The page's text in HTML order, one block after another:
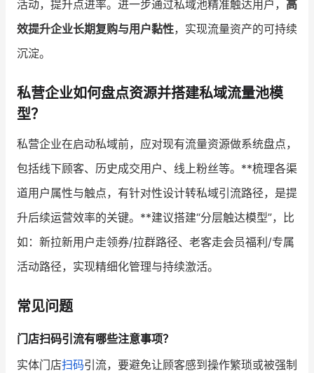
活动，提升点进率。进一步通过私域池精准触达用户， 高
效提升企业长期复购与用户黏性，实现流量资产的可持续
沉淀。
私营企业如何盘点资源并搭建私域流量池模
型？
私营企业在启动私域前，应对现有流量资源做系统盘点，
包括线下顾客、历史成交用户、线上粉丝等。**梳理各渠
道用户属性与触点，有针对性设计转私域引流路径，是提
升后续运营效率的关键。**建议搭建“分层触达模型”，比
如：新拉新用户走领券/拉群路径、老客走会员福利/专属
活动路径，实现精细化管理与持续激活。
常见问题
门店扫码引流有哪些注意事项？
实体门店扫码引流，要避免让顾客感到操作繁琐或被强制